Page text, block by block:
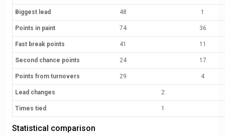
Biggest lead 48 1
Points in paint 74 36
Fast break points 41 11
Second chance points 24 17
Points from turnovers 29 4
Lead changes 2
Times tied 1
Statistical comparison